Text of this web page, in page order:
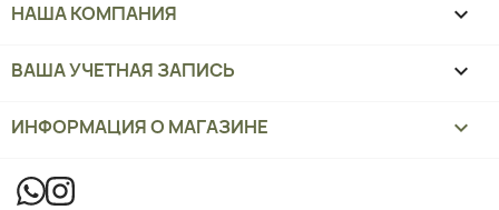
НАША КОМПАНИЯ 
ВАША УЧЕТНАЯ ЗАПИСЬ 
ИНФОРМАЦИЯ О МАГАЗИНЕ keyboard_arrow_down